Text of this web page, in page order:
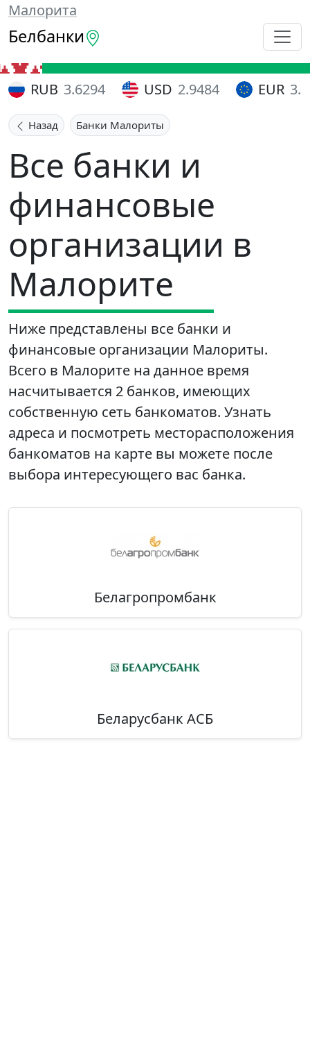
Малорита
Белбанки
RUB 3.6294 USD 2.9484 EUR
Назад Банки Малориты
Все банки и
финансовые
организации в
Малорите
Ниже представлены все банки и
финансовые организации Малориты.
Всего в Малорите на данное время
насчитывается 2 банков, имеющих
собственную сеть банкоматов. Узнать
адреса и посмотреть месторасположения
банкоматов на карте вы можете после
выбора интересующего вас банка.
Белагропромбанк
Беларусбанк АСБ